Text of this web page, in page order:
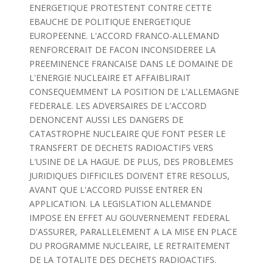
ENERGETIQUE PROTESTENT CONTRE CETTE
EBAUCHE DE POLITIQUE ENERGETIQUE
EUROPEENNE. L'ACCORD FRANCO-ALLEMAND
RENFORCERAIT DE FACON INCONSIDEREE LA
PREEMINENCE FRANCAISE DANS LE DOMAINE DE
L'ENERGIE NUCLEAIRE ET AFFAIBLIRAIT
CONSEQUEMMENT LA POSITION DE L'ALLEMAGNE
FEDERALE. LES ADVERSAIRES DE L'ACCORD
DENONCENT AUSSI LES DANGERS DE
CATASTROPHE NUCLEAIRE QUE FONT PESER LE
TRANSFERT DE DECHETS RADIOACTIFS VERS
L'USINE DE LA HAGUE. DE PLUS, DES PROBLEMES
JURIDIQUES DIFFICILES DOIVENT ETRE RESOLUS,
AVANT QUE L'ACCORD PUISSE ENTRER EN
APPLICATION. LA LEGISLATION ALLEMANDE
IMPOSE EN EFFET AU GOUVERNEMENT FEDERAL
D'ASSURER, PARALLELEMENT A LA MISE EN PLACE
DU PROGRAMME NUCLEAIRE, LE RETRAITEMENT
DE LA TOTALITE DES DECHETS RADIOACTIFS.